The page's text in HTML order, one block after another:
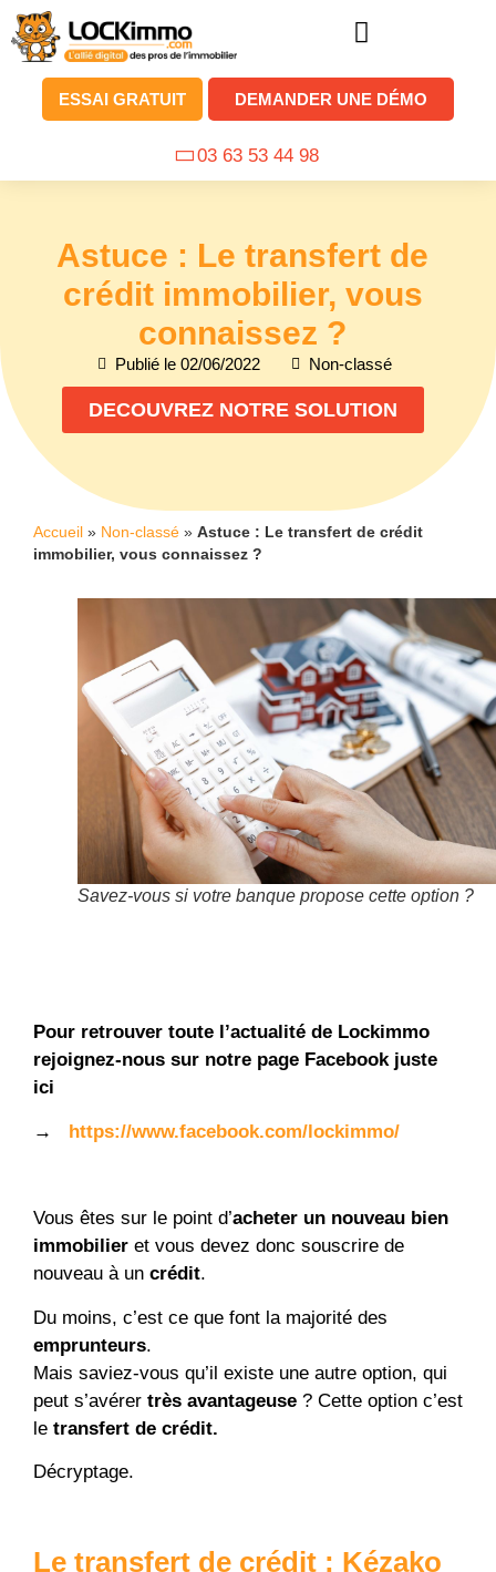
ESSAI GRATUIT DEMANDER UNE DÉMO
03 63 53 44 98
Astuce : Le transfert de
crédit immobilier, vous
connaissez ?
Publié le 02/06/2022 Non-classé
DECOUVREZ NOTRE SOLUTION
Accueil » Non-classé » Astuce : Le transfert de crédit
immobilier, vous connaissez ?
Savez-vous si votre banque propose cette option ?
Pour retrouver toute l’actualité de Lockimmo
rejoignez-nous sur notre page Facebook juste
ici
→ https://www.facebook.com/lockimmo/
Vous êtes sur le point d’acheter un nouveau bien
immobilier et vous devez donc souscrire de
nouveau à un crédit.
Du moins, c’est ce que font la majorité des
emprunteurs.
Mais saviez-vous qu’il existe une autre option, qui
peut s’avérer très avantageuse ? Cette option c’est
le transfert de crédit.
Décryptage.
Le transfert de crédit : Kézako